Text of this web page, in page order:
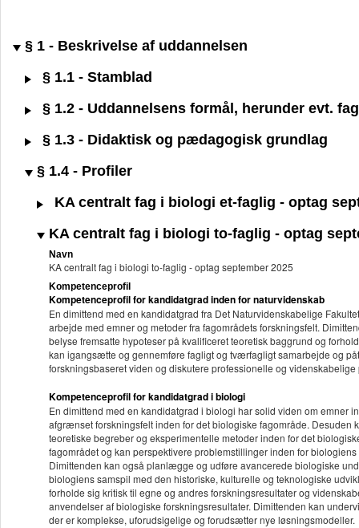
§ 1 - Beskrivelse af uddannelsen
§ 1.1 - Stamblad
§ 1.2 - Uddannelsens formål, herunder evt.
§ 1.3 - Didaktisk og pædagogisk grundlag
§ 1.4 - Profiler
KA centralt fag i biologi et-faglig - optag
KA centralt fag i biologi to-faglig - optag
Navn
KA centralt fag i biologi to-faglig - optag september 2025
Kompetenceprofil
Kompetenceprofil for kandidatgrad inden for naturvidenskab
En dimittend med en kandidatgrad fra Det Naturvidenskabelige
arbejde med emner og metoder fra fagområdets forskningsfelt.
belyse fremsatte hypoteser på kvalificeret teoretisk baggrund og
kan igangsætte og gennemføre fagligt og tværfagligt samarbejde og
forskningsbaseret viden og diskutere professionelle og
Kompetenceprofil for kandidatgrad i biologi
En dimittend med en kandidatgrad i biologi har solid viden om emner
afgrænset forskningsfelt inden for det biologiske fagområde.
teoretiske begreber og eksperimentelle metoder inden for det
fagområdet og kan perspektivere problemstillinger inden for
Dimittenden kan også planlægge og udføre avancerede biologiske
biologiens samspil med den historiske, kulturelle og teknologiske
forholde sig kritisk til egne og andres forskningsresultater og
anvendelser af biologiske forskningsresultater. Dimittenden kan
der er komplekse, uforudsigelige og forudsætter nye løsningsmodeller.